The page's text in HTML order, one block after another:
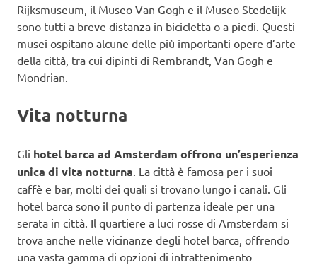
Rijksmuseum, il Museo Van Gogh e il Museo Stedelijk
sono tutti a breve distanza in bicicletta o a piedi. Questi
musei ospitano alcune delle più importanti opere d’arte
della città, tra cui dipinti di Rembrandt, Van Gogh e
Mondrian.
Vita notturna
Gli hotel barca ad Amsterdam offrono un’esperienza
unica di vita notturna . La città è famosa per i suoi
caffè e bar, molti dei quali si trovano lungo i canali. Gli
hotel barca sono il punto di partenza ideale per una
serata in città. Il quartiere a luci rosse di Amsterdam si
trova anche nelle vicinanze degli hotel barca, offrendo
una vasta gamma di opzioni di intrattenimento